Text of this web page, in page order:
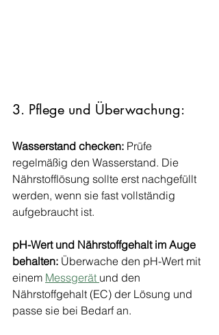
3. Pflege und Überwachung:
Wasserstand checken: Prüfe
regelmäßig den Wasserstand. Die
Nährstofflösung sollte erst nachgefüllt
werden, wenn sie fast vollständig
aufgebraucht ist.
pH-Wert und Nährstoffgehalt im Auge
behalten: Überwache den pH-Wert mit
einem Messgerät und den
Nährstoffgehalt (EC) der Lösung und
passe sie bei Bedarf an.